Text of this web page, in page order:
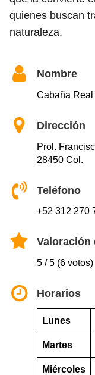
quienes buscan
naturaleza.
Nombre
Cabaña
Dirección
Prol.
28450 Col.
Teléfono
+52 312 270
Valoración
5 / 5 (6 votos)
Horarios
Lunes
Martes
Miércoles